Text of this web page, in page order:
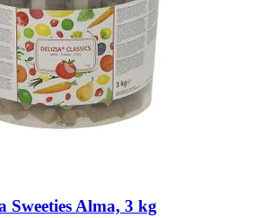
Sweeties Alma, 3 kg